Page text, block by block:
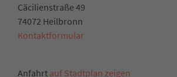
Cäcilienstraße 49
74072 Heilbronn
Kontaktformular
Anfahrt auf Stadtplan zeigen